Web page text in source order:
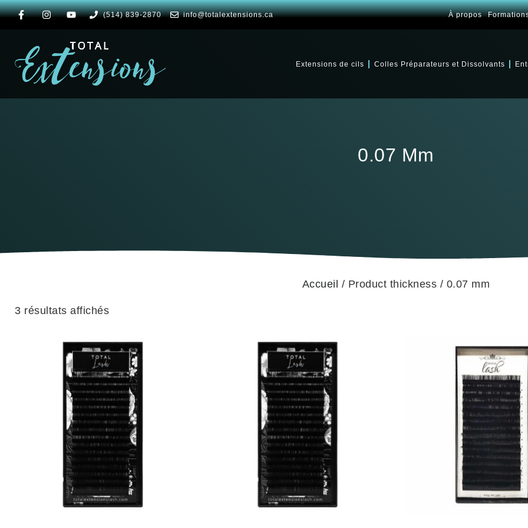
(514) 839-2870 info@totalextensions.ca À propos
Extensions de cils Colles Préparateurs et Dissolvants
0.07 Mm
Accueil / Product thickness / 0.07 mm
3 résultats affichés